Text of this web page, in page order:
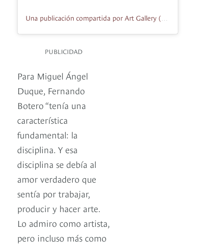
PUBLICIDAD
Para Miguel Ángel
Duque, Fernando
Botero “tenía una
característica
fundamental: la
disciplina. Y esa
disciplina se debía al
amor verdadero que
sentía por trabajar,
producir y hacer arte.
Lo admiro como artista,
pero incluso más como